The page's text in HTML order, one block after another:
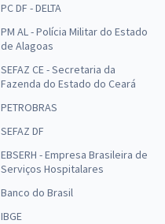
PC DF - DELTA
PM AL - Polícia Militar do Estado
de Alagoas
SEFAZ CE - Secretaria da
Fazenda do Estado do Ceará
PETROBRAS
SEFAZ DF
EBSERH - Empresa Brasileira de
Serviços Hospitalares
Banco do Brasil
IBGE